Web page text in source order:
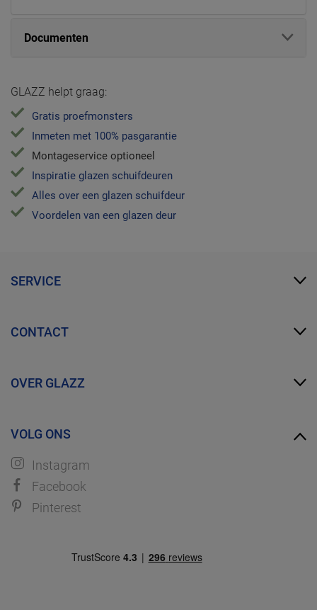
Documenten
GLAZZ helpt graag:
Gratis proefmonsters
Inmeten met 100% pasgarantie
Montageservice optioneel
Inspiratie glazen schuifdeuren
Alles over een glazen schuifdeur
Voordelen van een glazen deur
SERVICE
Zakelijk account
Proefmonsters bestellen
CONTACT
WhatsApp
OVER GLAZZ
Ontdek GLAZZ
VOLG ONS
Instagram
Facebook
Pinterest